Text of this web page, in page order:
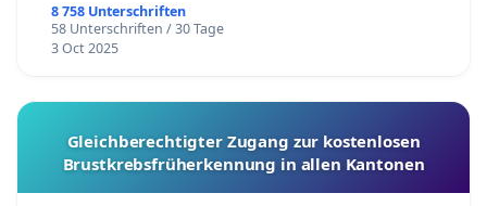
8 758 Unterschriften
58 Unterschriften / 30 Tage
3 Oct 2025
Gleichberechtigter Zugang zur kostenlosen
Brustkrebsfrüherkennung in allen Kantonen